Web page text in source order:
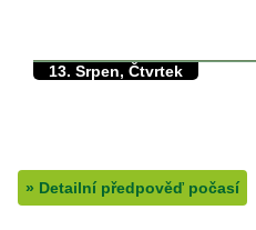
13. Srpen, Čtvrtek
» Detailní předpověď počasí